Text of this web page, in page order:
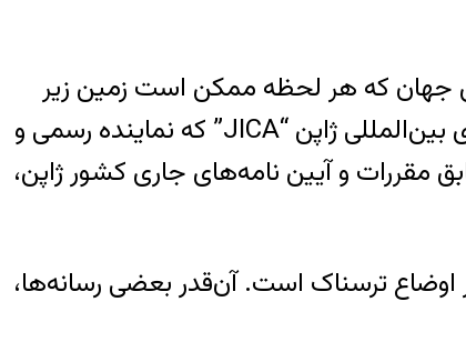
جهان که هر لحظه ممکن است زمین زیر
پای شهروندانش بلرزد و یکی از بزرگ‌ترین فجایع بشری تاریخ رقم بخورد. سال ۱۳۷۸ آژانس همکاری‌های بین‌المللی ژاپن “JICA” که نماینده رسمی و
مقررات و آیین نامه‌های جاری کشور ژاپن،
اوضاع ترسناک است. آن‌قدر بعضی رسانه‌ها،